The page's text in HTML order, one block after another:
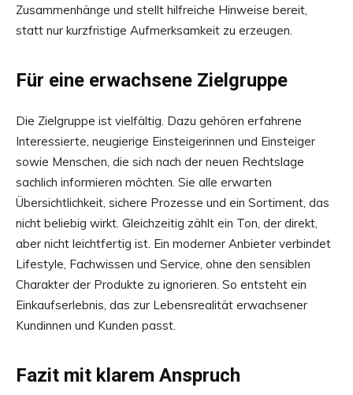
Zusammenhänge und stellt hilfreiche Hinweise bereit,
statt nur kurzfristige Aufmerksamkeit zu erzeugen.
Für eine erwachsene Zielgruppe
Die Zielgruppe ist vielfältig. Dazu gehören erfahrene
Interessierte, neugierige Einsteigerinnen und Einsteiger
sowie Menschen, die sich nach der neuen Rechtslage
sachlich informieren möchten. Sie alle erwarten
Übersichtlichkeit, sichere Prozesse und ein Sortiment, das
nicht beliebig wirkt. Gleichzeitig zählt ein Ton, der direkt,
aber nicht leichtfertig ist. Ein moderner Anbieter verbindet
Lifestyle, Fachwissen und Service, ohne den sensiblen
Charakter der Produkte zu ignorieren. So entsteht ein
Einkaufserlebnis, das zur Lebensrealität erwachsener
Kundinnen und Kunden passt.
Fazit mit klarem Anspruch